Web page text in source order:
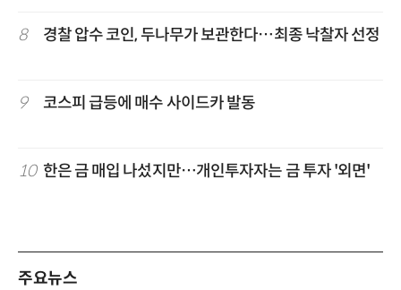
8 경찰 압수 코인, 두나무가 보관한다…최종 낙찰자 선정
9 코스피 급등에 매수 사이드카 발동
10 한은 금 매입 나섰지만…개인투자자는 금 투자 '외면'
주요뉴스